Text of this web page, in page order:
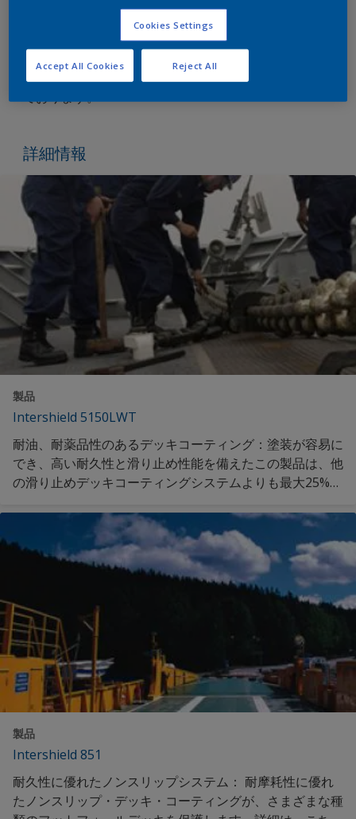
ーを使用した高性能なデッキコーティングを提供して
おります。テクスチャーの深さと形状により乗組員、
貨物、機器へのグリップの程度を決定いたします。
当社製品により、乗組員が安全に作業できるようにし
ております。
詳細情報
製品
Intershield 5150LWT
耐油、耐薬品性のあるデッキコーティング：塗装が容易に
でき、高い耐久性と滑り止め性能を備えたこの製品は、他
の滑り止めデッキコーティングシステムよりも最大25%軽
細は、こちらをご覧ください。
製品
Intershield 851
耐久性に優れたノンスリップシステム： 耐摩耗性に優れ
たノンスリップ・デッキ・コーティングが、さまざまな種
Cookies Settings
Reject All
Accept All Cookies